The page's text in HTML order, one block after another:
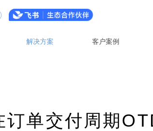
解决方案 客户案例
订单交付周期